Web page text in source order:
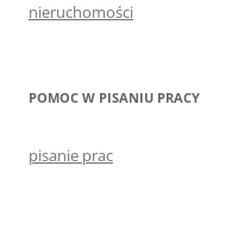
nieruchomości
POMOC W PISANIU PRACY
pisanie prac